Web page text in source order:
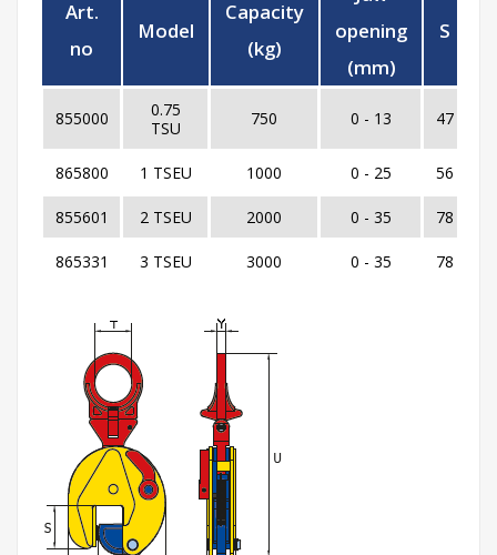
Art.
no
Model
Capacity
(kg)
opening
(mm)
S
855000
0.75
TSU
750 0 - 13 47
865800 1 TSEU 1000 0 - 25 56
855601 2 TSEU 2000 0 - 35 78
865331 3 TSEU 3000 0 - 35 78